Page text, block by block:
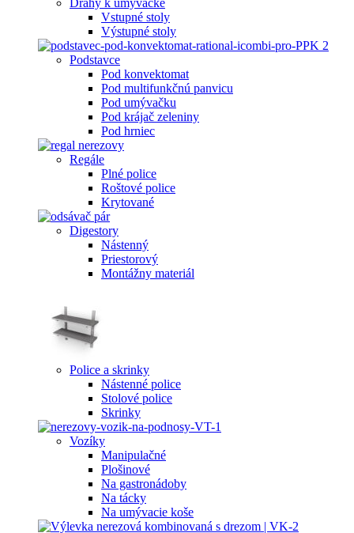
Dráhy k umývačke
Vstupné stoly
Výstupné stoly
Podstavce
Pod konvektomat
Pod multifunkčnú panvicu
Pod umývačku
Pod krájač zeleniny
Pod hrniec
Regále
Plné police
Roštové police
Krytované
Digestory
Nástenný
Priestorový
Montážny materiál
Police a skrinky
Nástenné police
Stolové police
Skrinky
Vozíky
Manipulačné
Plošinové
Na gastronádoby
Na tácky
Na umývacie koše